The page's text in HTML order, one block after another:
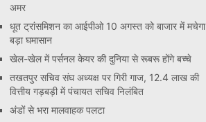
अमर
धूत ट्रांसमिशन का आईपीओ 10 अगस्त को बाजार में मचेगा
बड़ा घमासान
खेल-खेल में पर्सनल केयर की दुनिया से रूबरू होंगे बच्चे
तखतपुर सचिव संघ अध्यक्ष पर गिरी गाज, 12.4 लाख की
वित्तीय गड़बड़ी में पंचायत सचिव निलंबित
अंडों से भरा मालवाहक पलटा